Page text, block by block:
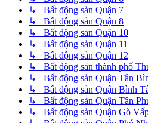
↳ Bất động sản Quận 7
↳ Bất động sản Quận 8
↳ Bất động sản Quận 10
↳ Bất động sản Quận 11
↳ Bất động sản Quận 12
↳ Bất động sản thành phố
↳ Bất động sản Quận Tân
↳ Bất động sản Quận Bình
↳ Bất động sản Quận Tân
↳ Bất động sản Quận Gò